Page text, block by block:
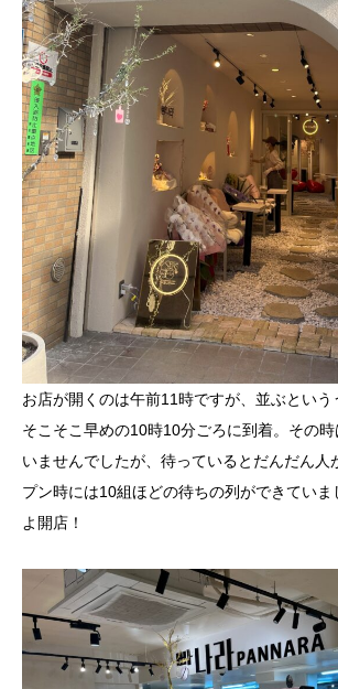
お店が開くのは午前11時ですが、並ぶとい
そこそこ早めの10時10分ごろに到着。その
いませんでしたが、待っているとだんだん人
プン時には10組ほどの待ちの列ができてい
よ開店！